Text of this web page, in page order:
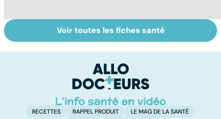
Tout savoir sur le
cancer de la
Mélanome : le
plus redouté des
peau
Voir toutes les fiches santé
RECETTES RAPPEL PRODUIT
LE MAG DE LA SANTÉ